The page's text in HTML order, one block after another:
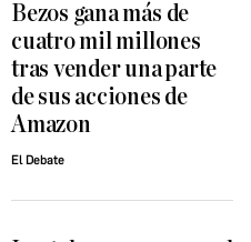
Bezos gana más de
cuatro mil millones
tras vender una parte
de sus acciones de
Amazon
El Debate